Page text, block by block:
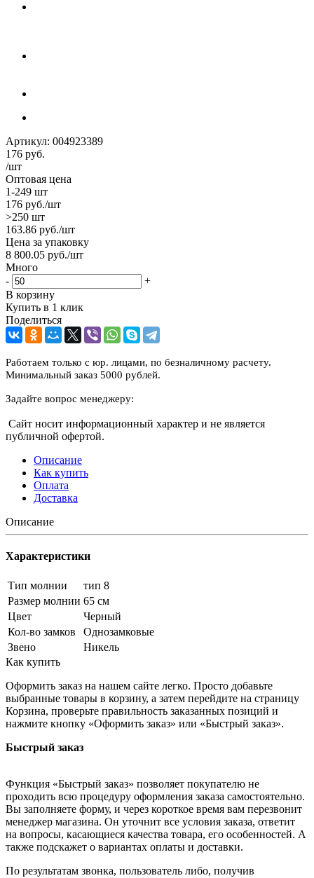
Артикул: 004923389
176 руб.
/шт
Оптовая цена
1-249 шт
176 руб./шт
>250 шт
163.86 руб./шт
Цена за упаковку
8 800.05 руб./шт
Много
-
+
В корзину
Купить в 1 клик
Поделиться
Работаем только с юр. лицами, по безналичному расчету.
Минимальный заказ 5000 рублей.
Задайте вопрос менеджеру:
Сайт носит информационный характер и не является
публичной офертой.
Описание
Как купить
Оплата
Доставка
Описание
Характеристики
Тип молнии
тип 8
Размер молнии 65 см
Цвет
Черный
Кол-во замков
Однозамковые
Звено
Никель
Как купить
Оформить заказ на нашем сайте легко. Просто добавьте
выбранные товары в корзину, а затем перейдите на страницу
Корзина, проверьте правильность заказанных позиций и
нажмите кнопку «Оформить заказ» или «Быстрый заказ».
Быстрый заказ
Функция «Быстрый заказ» позволяет покупателю не
проходить всю процедуру оформления заказа самостоятельно.
Вы заполняете форму, и через короткое время вам перезвонит
менеджер магазина. Он уточнит все условия заказа, ответит
на вопросы, касающиеся качества товара, его особенностей. А
также подскажет о вариантах оплаты и доставки.
По результатам звонка, пользователь либо, получив